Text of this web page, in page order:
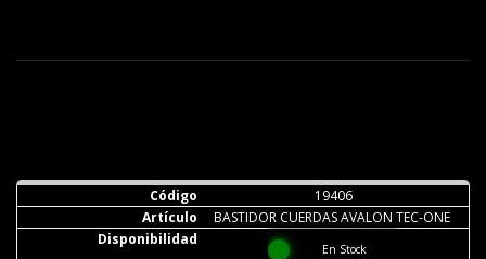
19406
BASTIDOR CUERDAS AVALON TEC-ONE
En Stock